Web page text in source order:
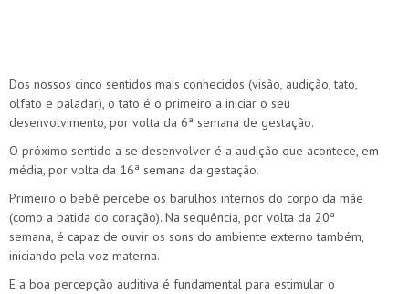
Dos nossos cinco sentidos mais conhecidos (visão, audição, tato,
olfato e paladar), o tato é o primeiro a iniciar o seu
desenvolvimento, por volta da 6ª semana de gestação.
O próximo sentido a se desenvolver é a audição que acontece, em
média, por volta da 16ª semana da gestação.
Primeiro o bebê percebe os barulhos internos do corpo da mãe
(como a batida do coração). Na sequência, por volta da 20ª
semana, é capaz de ouvir os sons do ambiente externo também,
iniciando pela voz materna.
E a boa percepção auditiva é fundamental para estimular o